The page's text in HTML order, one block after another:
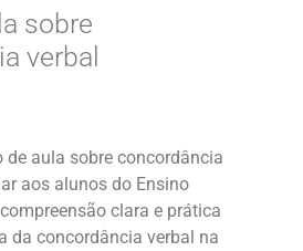
sobre
verbal
de aula sobre concordância
aos alunos do Ensino
clara e prática
da concordância verbal na